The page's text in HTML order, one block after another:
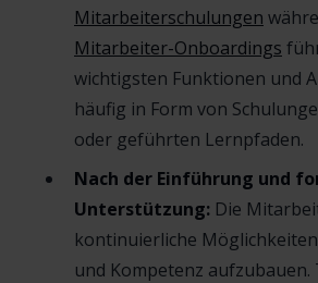
Mitarbeiterschulungen
Mitarbeiter-Onboardings
wichtigsten Funktionen und
häufig in Form von
oder geführten Lernpfaden.
Nach der Einführung und
Unterstützung: Die
kontinuierliche
und Kompetenz aufzubauen.